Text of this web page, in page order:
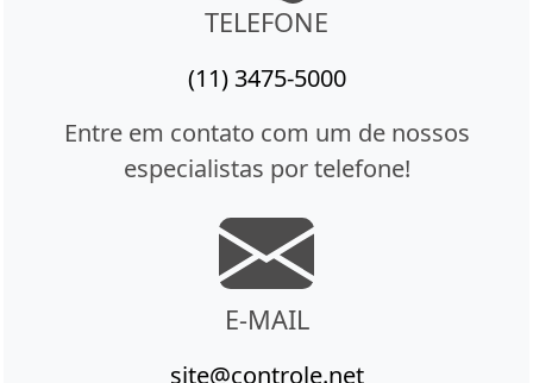
TELEFONE
(11) 3475-5000
Entre em contato com um de nossos
especialistas por telefone!
E-MAIL
site@controle.net